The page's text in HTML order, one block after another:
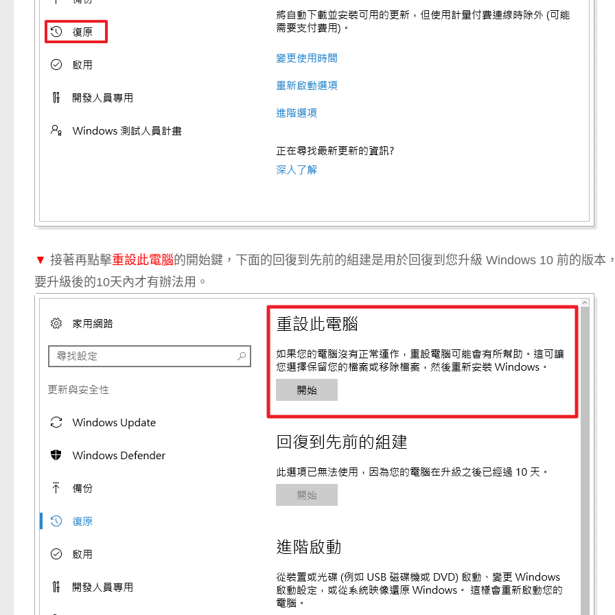
▼ 接著再點擊重設此電腦的開始鍵，下面的回復到先前的組建是用於回復到您升級 Windows 10 前的版本
要升級後的10天內才有辦法用。